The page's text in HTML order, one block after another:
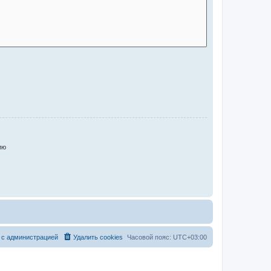
Часовой пояс: UTC+03:00
Удалить cookies
администрацией